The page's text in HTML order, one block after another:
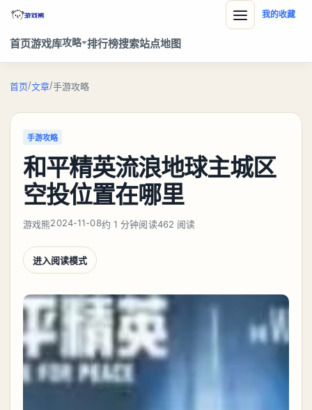
首页游戏库攻略 排行榜搜索站点地图
我的收藏
首页/文章/手游攻略
手游攻略
和平精英流浪地球主城区
空投位置在哪里
游戏熊2024-11-08约 1 分钟阅读462 阅读
进入阅读模式